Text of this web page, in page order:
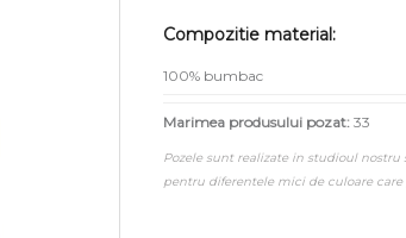
Compozitie material:
100% bumbac
Marimea produsului pozat: 33
Pozele sunt realizate in studioul
pentru diferentele mici de culoare care